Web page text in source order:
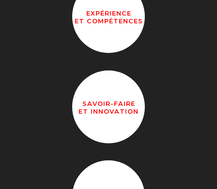
EXPÉRIENCE
ET COMPÉTENCES
SAVOIR-FAIRE
ET INNOVATION